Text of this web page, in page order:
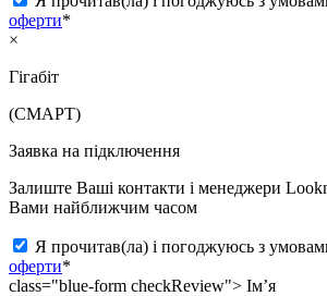
оферти*
×
Гігабіт
(СМАРТ)
Заявка на підключення
Залиште Ваші контакти і менеджери
Вами найближчим часом
Я прочитав(ла) і погоджуюсь з
оферти*
class="blue-form checkReview"> Ім’я